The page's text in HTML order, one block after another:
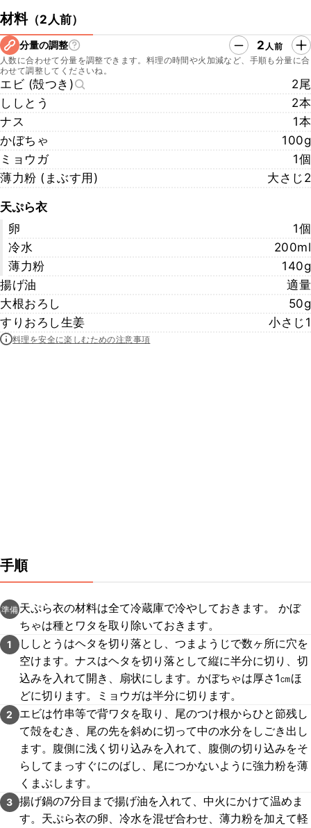
材料（2人前）
分量の調整 2 人前
人数に合わせて分量を調整できます。料理の時間や火加減など、手順も分量に合
わせて調整してくださいね。
エビ (殻つき)
2尾
ししとう
2本
ナス
1本
かぼちゃ
100g
ミョウガ
1個
薄力粉 (まぶす用)
大さじ2
天ぷら衣
卵
1個
冷水
200ml
薄力粉
140g
揚げ油
適量
大根おろし
50g
すりおろし生姜
小さじ1
料理を安全に楽しむための注意事項
手順
準備 天ぷら衣の材料は全て冷蔵庫で冷やしておきます。 かぼ
ちゃは種とワタを取り除いておきます。
1
ししとうはヘタを切り落とし、つまようじで数ヶ所に穴を
空けます。ナスはヘタを切り落として縦に半分に切り、切
込みを入れて開き、扇状にします。かぼちゃは厚さ1㎝ほ
どに切ります。ミョウガは半分に切ります。
2
エビは竹串等で背ワタを取り、尾のつけ根からひと節残し
て殻をむき、尾の先を斜めに切って中の水分をしごき出し
ます。腹側に浅く切り込みを入れて、腹側の切り込みをそ
らしてまっすぐにのばし、尾につかないように強力粉を薄
くまぶします。
3 揚げ鍋の7分目まで揚げ油を入れて、中火にかけて温めま
す。天ぷら衣の卵、冷水を混ぜ合わせ、薄力粉を加えて軽